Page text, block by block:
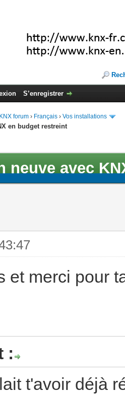
S’enregistrer
forum › Français › Vos installations
en budget restreint
neuve avec
et merci pour
:
t'avoir déjà